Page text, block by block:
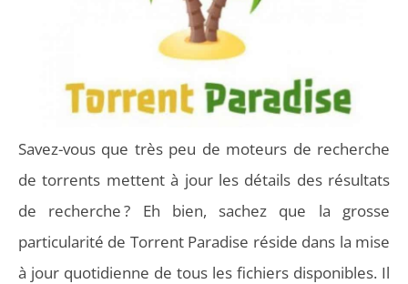
Savez-vous que très peu de moteurs de recherche
de torrents mettent à jour les détails des résultats
de recherche ? Eh bien, sachez que la grosse
particularité de Torrent Paradise réside dans la mise
à jour quotidienne de tous les fichiers disponibles. Il